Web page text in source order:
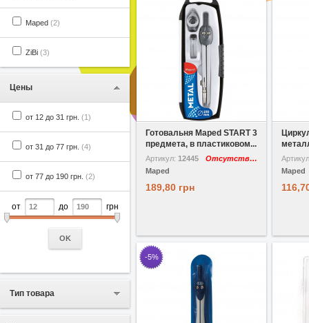
Maped (2)
ZiBi (3)
Цены
от 12 до 31 грн. (1)
от 31 до 77 грн. (4)
от 77 до 190 грн. (2)
от до грн
OK
Тип товара
В избранное Сравнить
Готовальня Maped START 3
предмета, в пластиковом...
Артикул: 12445
Отсутствует
Maped
189,80 грн
Maped
-5%